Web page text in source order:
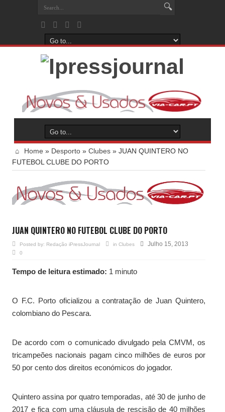
Home » Desporto » Clubes » JUAN QUINTERO NO
FUTEBOL CLUBE DO PORTO
JUAN QUINTERO NO FUTEBOL CLUBE DO PORTO
Posted by: Redação iPressJournal in Clubes Julho 15, 2013
0
Tempo de leitura estimado: 1 minuto
O F.C. Porto oficializou a contratação de Juan Quintero,
colombiano do Pescara.
De acordo com o comunicado divulgado pela CMVM, os
tricampeões nacionais pagam cinco milhões de euros por
50 por cento dos direitos económicos do jogador.
Quintero assina por quatro temporadas, até 30 de junho de
2017 e fica com uma cláusula de rescisão de 40 milhões